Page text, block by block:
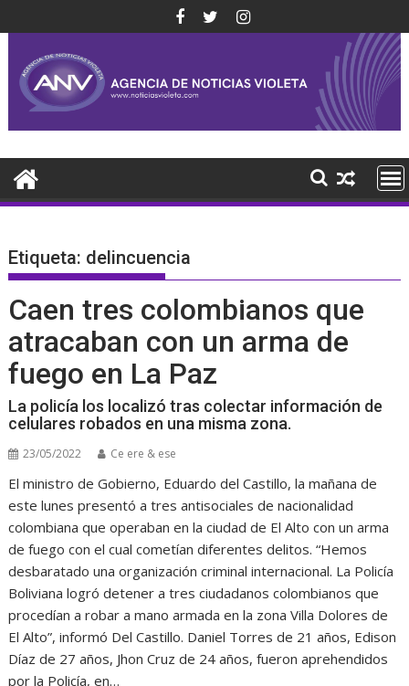
al
contenido
Etiqueta: delincuencia
Caen tres colombianos que
atracaban con un arma de
fuego en La Paz
La policía los localizó tras colectar información de
celulares robados en una misma zona.
23/05/2022 Ce ere & ese
El ministro de Gobierno, Eduardo del Castillo, la mañana de
este lunes presentó a tres antisociales de nacionalidad
colombiana que operaban en la ciudad de El Alto con un arma
de fuego con el cual cometían diferentes delitos. “Hemos
desbaratado una organización criminal internacional. La Policía
Boliviana logró detener a tres ciudadanos colombianos que
procedían a robar a mano armada en la zona Villa Dolores de
El Alto”, informó Del Castillo. Daniel Torres de 21 años, Edison
Díaz de 27 años, Jhon Cruz de 24 años, fueron aprehendidos
por la Policía, en…